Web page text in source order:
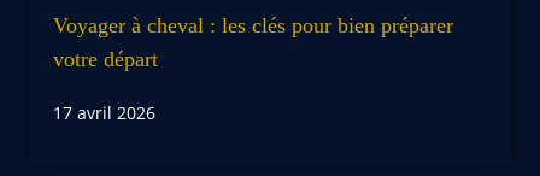
Voyager à cheval : les clés pour bien préparer
votre départ
17 avril 2026